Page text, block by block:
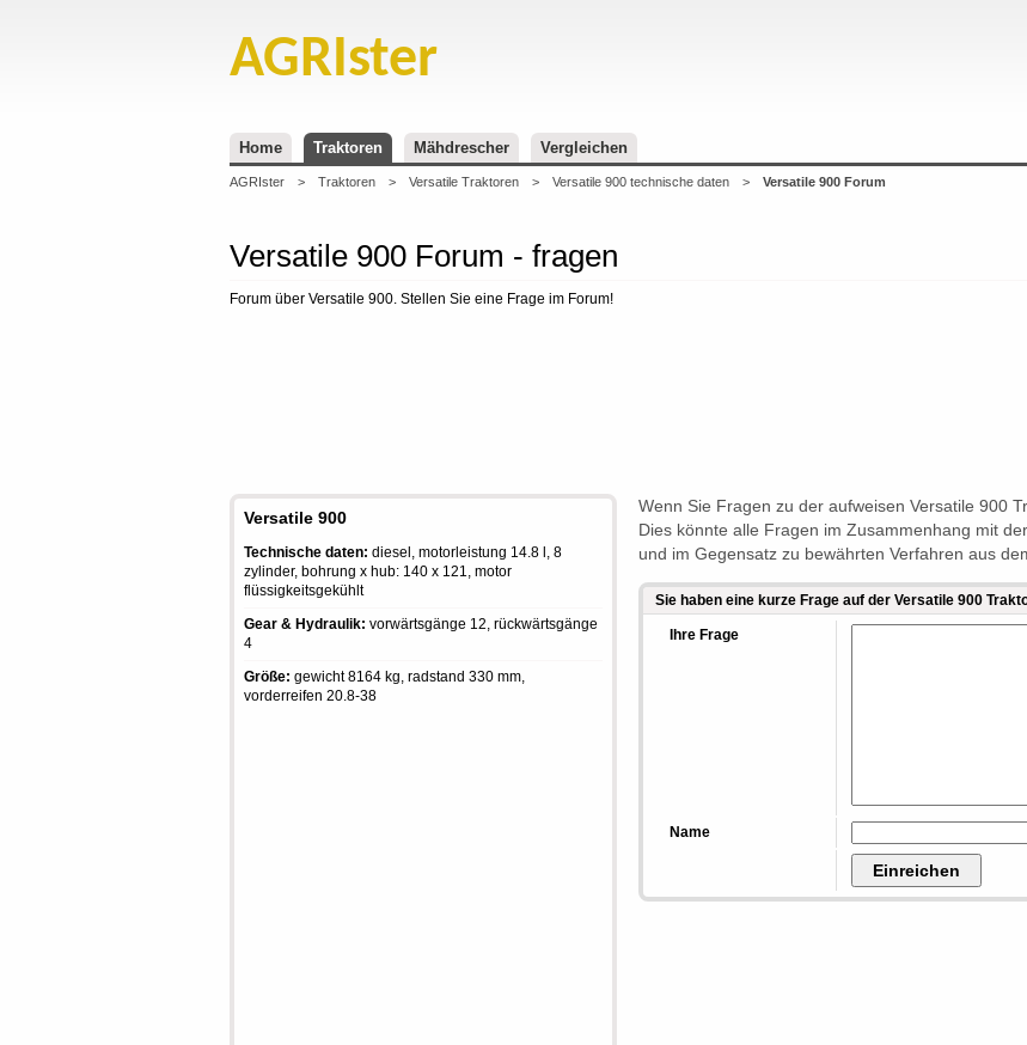
AGRIster
Home Traktoren Mähdrescher Vergleichen
AGRIster > Traktoren > Versatile Traktoren > Versatile 900 technische daten > Versatile 900 Forum
Versatile 900 Forum - fragen
Forum über Versatile 900. Stellen Sie eine Frage im Forum!
Versatile 900
Technische daten: diesel, motorleistung 14.8 l, 8
zylinder, bohrung x hub: 140 x 121, motor
flüssigkeitsgekühlt
Gear & Hydraulik: vorwärtsgänge 12, rückwärtsgänge
4
Größe: gewicht 8164 kg, radstand 330 mm,
vorderreifen 20.8-38
Wenn Sie Fragen zu der aufweisen Versatile 900
Dies könnte alle Fragen im Zusammenhang mit
und im Gegensatz zu bewährten Verfahren aus
Sie haben eine kurze Frage auf der Versatile 900
Ihre Frage
Name